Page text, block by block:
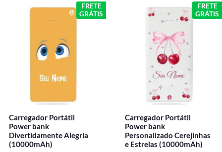
FRETE
GRÁTIS
Carregador Portátil
Power bank
Divertidamente Alegria
(10000mAh)
original
R$ 199,90.
O
preço
FRETE
GRÁTIS
Carregador Portátil
Power bank
Personalizado Cerejinhas
e Estrelas (10000mAh)
preço
original
era:
R$ 199,90.
O
preço
atual